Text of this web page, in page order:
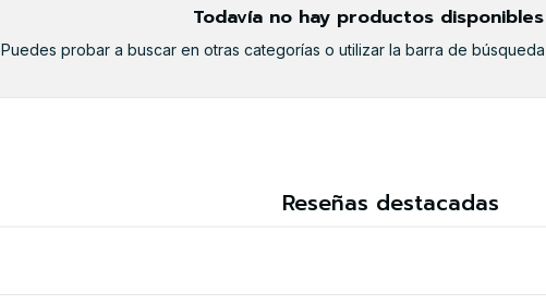
Todavía no hay productos
Puedes probar a buscar en otras categorías o utilizar la barra de
Reseñas destacadas